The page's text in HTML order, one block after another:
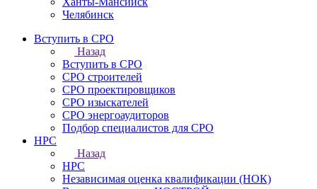
Челябинск
Вступить в СРО
Назад
Вступить в СРО
СРО строителей
СРО проектировщиков
СРО изыскателей
СРО энергоаудиторов
Подбор специалистов для СРО
НРС
Назад
НРС
Независимая оценка квалификации (НОК)